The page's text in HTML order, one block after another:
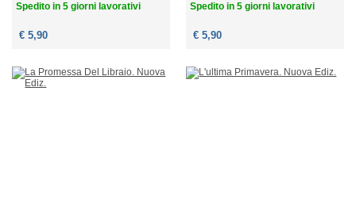
Spedito in 5 giorni lavorativi
€ 5,90
Spedito in 5 giorni lavorativi
€ 5,90